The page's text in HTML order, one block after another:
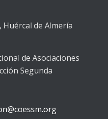
de Almería
de Asociaciones
Segunda